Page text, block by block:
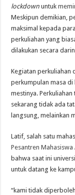
lockdownuntuk
Meskipun demikian,
maksimal kepada
perkuliahan yang
dilakukan secara
Kegiatan perkuliahan
perkumpulan masa di
mestinya.
sekarang tidak ada
langsung, melainkan
Latif, salah satu
Pesantren
bahwa saat ini
untuk datang ke
“kami tidak